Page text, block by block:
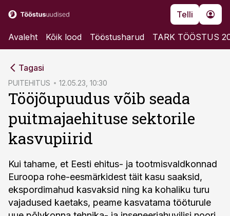
Telli
Avaleht Kõik lood Tööstusharud TARK TÖÖSTUS
Tagasi
PUITEHITUS 12.05.23, 10:30
Tööjõupuudus võib seada
puitmajaehituse sektorile
kasvupiirid
Kui tahame, et Eesti ehitus- ja tootmisvaldkonnad
Euroopa rohe-eesmärkidest täit kasu saaksid,
ekspordimahud kasvaksid ning ka kohaliku turu
vajadused kaetaks, peame kasvatama tööturule